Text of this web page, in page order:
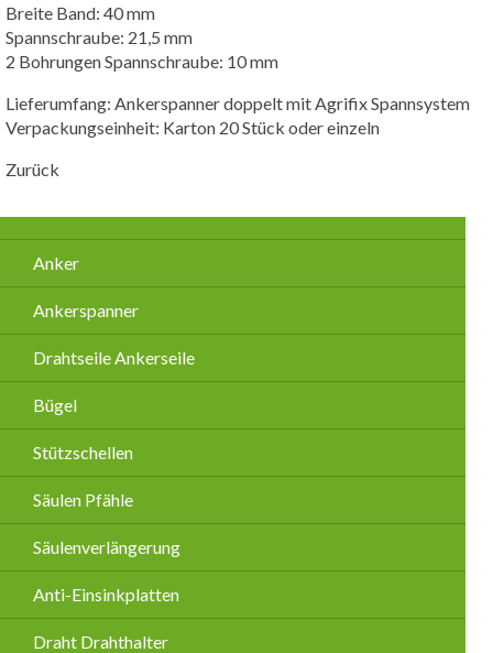
Breite Band: 40 mm
Spannschraube: 21,5 mm
2 Bohrungen Spannschraube: 10 mm
Lieferumfang: Ankerspanner doppelt mit Agrifix Spannsystem
Verpackungseinheit: Karton 20 Stück oder einzeln
Zurück
Navigation
überspringen
Anker
Ankerspanner
Drahtseile Ankerseile
Bügel
Stützschellen
Säulen Pfähle
Säulenverlängerung
Anti-Einsinkplatten
Draht Drahthalter